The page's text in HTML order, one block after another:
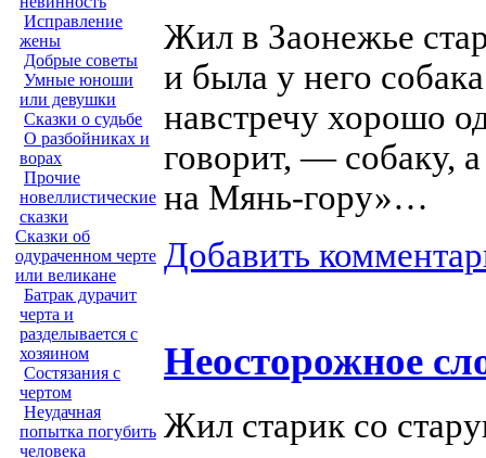
Исправление
жены
Добрые советы
Умные юноши
или девушки
Сказки о судьбе
О разбойниках и
ворах
Прочие
новеллистические
сказки
Сказки об
одураченном черте
или великане
Батрак дурачит
черта и
разделывается с
хозяином
Состязания с
чертом
Неудачная
попытка погубить
человека
Жил в Заонежье
и была у него
навстречу хорошо
говорит, — собаку,
на Мянь-гору»…
Добавить
Неосторожное
Жил старик со